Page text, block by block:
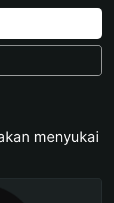
menyukai